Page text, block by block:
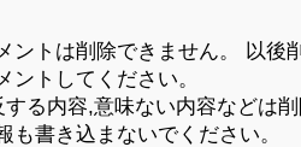
ントは削除できません。 以後
ントしてください。
る内容,意味ない内容などは
も書き込まないでください。